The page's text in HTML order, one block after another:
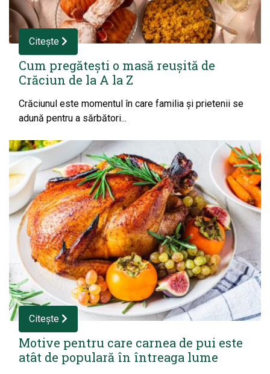
Citește
Cum pregătești o masă reușită de
Crăciun de la A la Z
Crăciunul este momentul în care familia și prietenii se
adună pentru a sărbători...
Citește
Motive pentru care carnea de pui este
atât de populară în întreaga lume